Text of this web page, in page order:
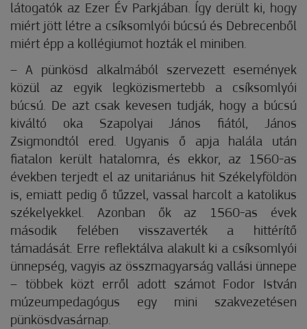
látogatók az Ezer Év Parkjában. Így derült ki, hogy
miért jött létre a csíksomlyói búcsú és Debrecenből
miért épp a kollégiumot hozták el miniben.
– A pünkösd alkalmából szervezett események
közül az egyik legközismertebb a csíksomlyói
búcsú. De azt csak kevesen tudják, hogy a búcsú
kiváltó oka Szapolyai János fiától, János
Zsigmondtól ered. Ugyanis ő apja halála után
fiatalon került hatalomra, és ekkor, az 1560-as
években terjedt el az unitariánus hit Székelyföldön
is, emiatt pedig ő tűzzel, vassal harcolt a katolikus
székelyekkel. Azonban ők az 1560-as évek
második felében visszaverték a hittérítő
támadását. Erre reflektálva alakult ki a csíksomlyói
ünnepség, vagyis az összmagyarság vallási ünnepe
– többek közt erről adott számot Fodor István
múzeumpedagógus egy mini szakvezetésen
pünkösdvasárnap.